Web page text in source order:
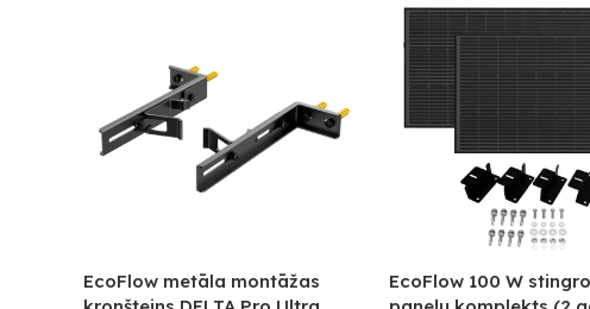
EcoFlow metāla montāžas
EcoFlow 100 W